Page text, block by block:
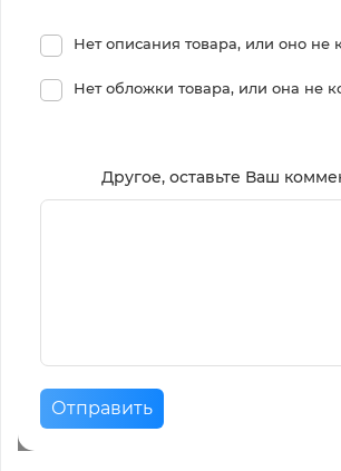
Нет описания товара, или оно не
Нет обложки товара, или она не
Другое, оставьте Ваш
Отправить